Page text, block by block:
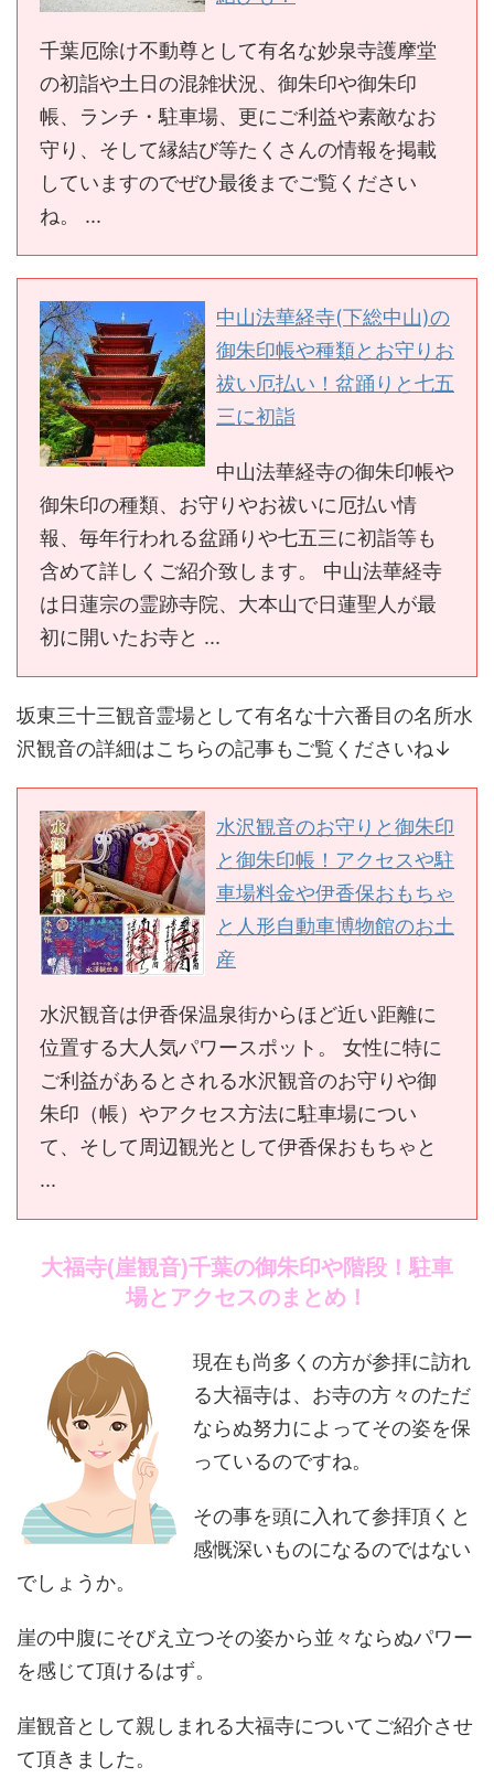
千葉厄除け不動尊として有名な妙泉寺護摩堂
の初詣や土日の混雑状況、御朱印や御朱印
帳、ランチ・駐車場、更にご利益や素敵なお
守り、そして縁結び等たくさんの情報を掲載
していますのでぜひ最後までご覧ください
ね。 ...
中山法華経寺(下総中山)の
御朱印帳や種類とお守りお
祓い厄払い！盆踊りと七五
三に初詣
中山法華経寺の御朱印帳や
御朱印の種類、お守りやお祓いに厄払い情
報、毎年行われる盆踊りや七五三に初詣等も
含めて詳しくご紹介致します。 中山法華経寺
は日蓮宗の霊跡寺院、大本山で日蓮聖人が最
初に開いたお寺と ...
坂東三十三観音霊場として有名な十六番目の名所水
沢観音の詳細はこちらの記事もご覧くださいね↓
水沢観音のお守りと御朱印
と御朱印帳！アクセスや駐
車場料金や伊香保おもちゃ
と人形自動車博物館のお土
産
水沢観音は伊香保温泉街からほど近い距離に
位置する大人気パワースポット。 女性に特に
ご利益があるとされる水沢観音のお守りや御
朱印（帳）やアクセス方法に駐車場につい
て、そして周辺観光として伊香保おもちゃと
...
大福寺(崖観音)千葉の御朱印や階段！駐車
場とアクセスのまとめ！
現在も尚多くの方が参拝に訪れ
る大福寺は、お寺の方々のただ
ならぬ努力によってその姿を保
っているのですね。
その事を頭に入れて参拝頂くと
感慨深いものになるのではない
でしょうか。
崖の中腹にそびえ立つその姿から並々ならぬパワー
を感じて頂けるはず。
崖観音として親しまれる大福寺についてご紹介させ
て頂きました。